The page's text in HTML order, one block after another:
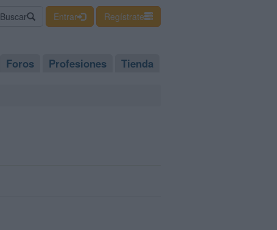
Buscar Entrar Regístrate
Foros Profesiones Tienda